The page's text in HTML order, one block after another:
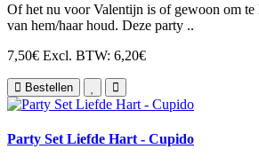
Of het nu voor Valentijn is of gewoon om te
van hem/haar houd. Deze party ..
7,50€ Excl. BTW: 6,20€
Bestellen
Party Set Liefde Hart - Cupido